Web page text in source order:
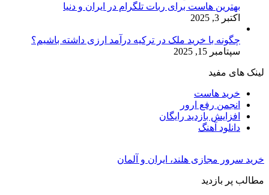
بهترین هاست برای ربات تلگرام در ایران و دنیا
اکتبر 3, 2025
چگونه با خرید ملک در ترکیه درآمد ارزی داشته باشیم؟
سپتامبر 15, 2025
لینک های مفید
خرید هاست
انجمن رفع ارور
افزایش بازدید رایگان
دانلود آهنگ
خرید سرور مجازی هلند، ایران و آلمان
مطالب پر بازدید